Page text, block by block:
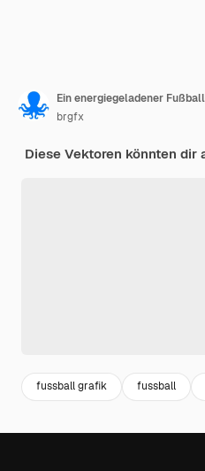
Ein energiegeladener
brgfx
Diese Vektoren könnten dir
fussball grafik fussball